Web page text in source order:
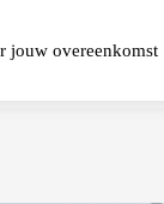
jouw overeenkomst